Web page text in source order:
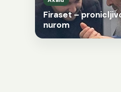
Firaset –
nurom